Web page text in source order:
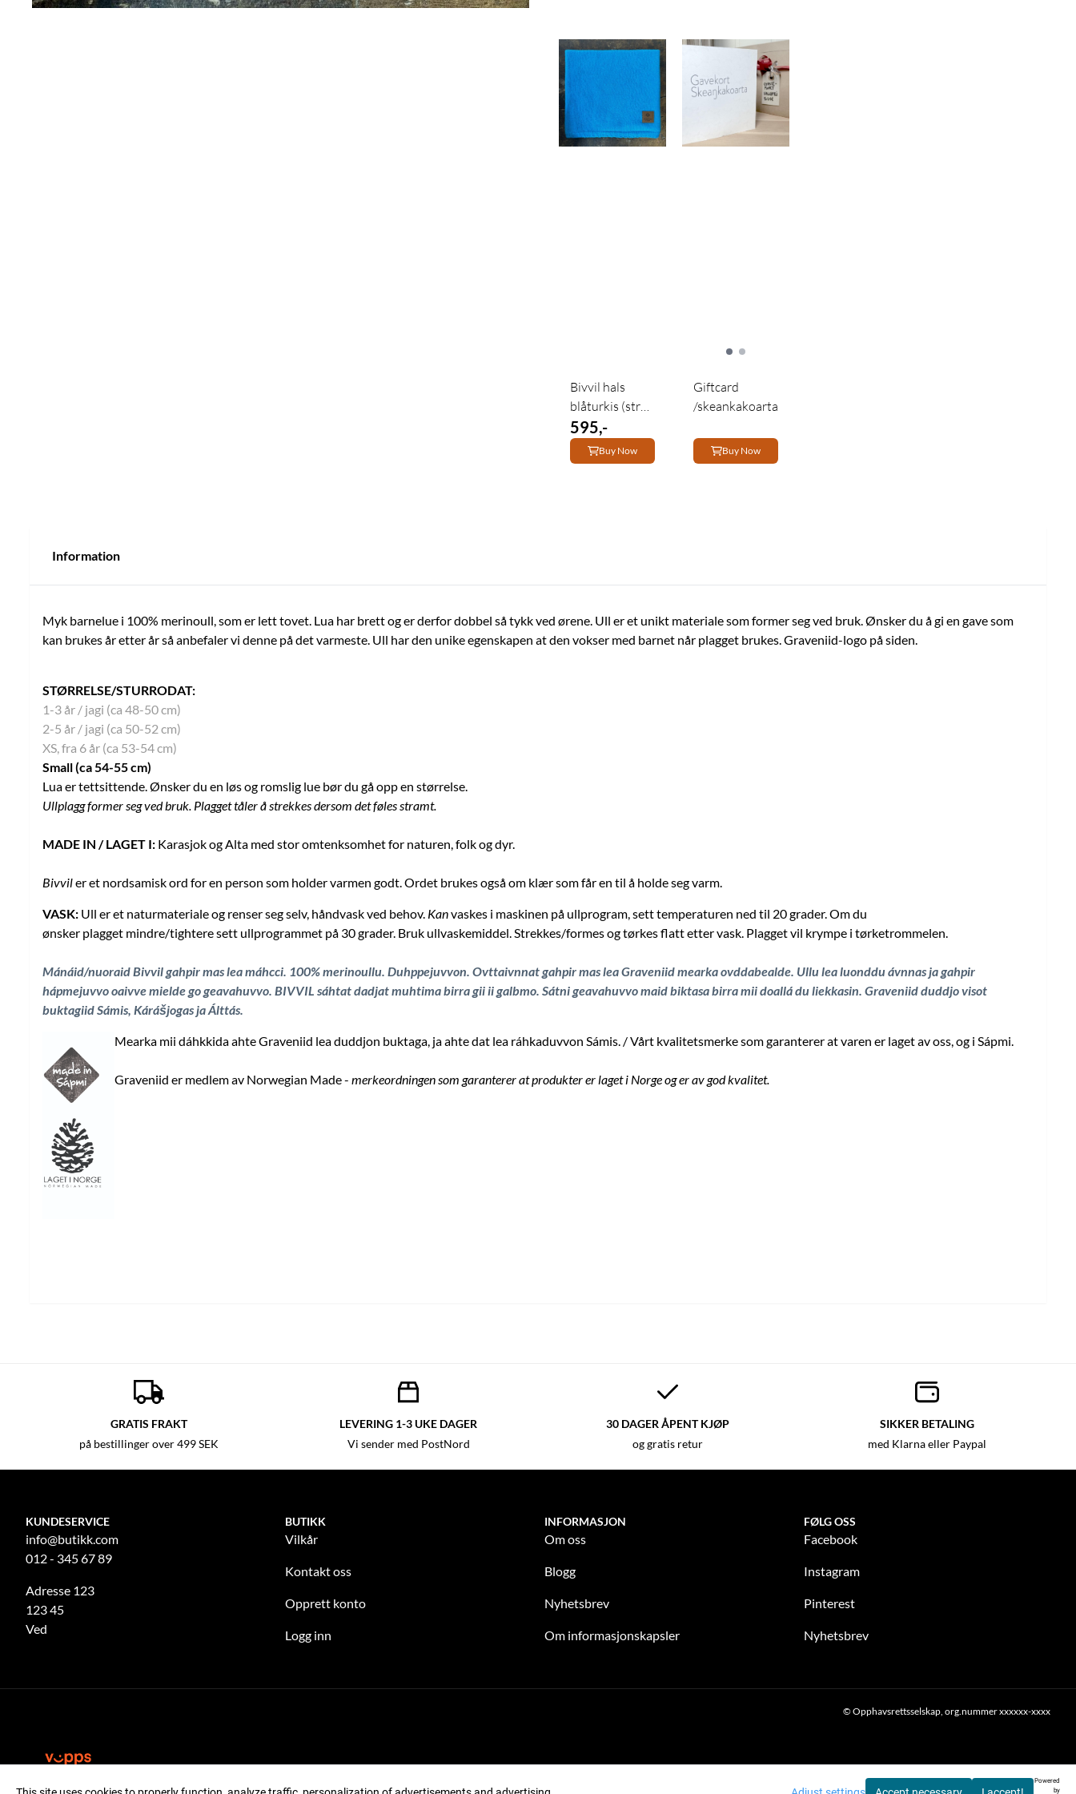
Bivvil hals
blåturkis (str
XS)
595,-
Buy Now
Giftcard
/skeankakoarta
Buy Now
Information
Myk barnelue i 100% merinoull, som er lett tovet. Lua har brett og er derfor dobbel så tykk ved ørene. Ull er et unikt materiale som former seg ved bruk. Ønsker du å gi en gave som
kan brukes år etter år så anbefaler vi denne på det varmeste. Ull har den unike egenskapen at den vokser med barnet når plagget brukes. Graveniid-logo på siden.
STØRRELSE/STURRODAT:
1-3 år / jagi (ca 48-50 cm)
2-5 år / jagi (ca 50-52 cm)
XS, fra 6 år (ca 53-54 cm)
Small (ca 54-55 cm)
Lua er tettsittende. Ønsker du en løs og romslig lue bør du gå opp en størrelse.
Ullplagg former seg ved bruk. Plagget tåler å strekkes dersom det føles stramt.
MADE IN / LAGET I: Karasjok og Alta med stor omtenksomhet for naturen, folk og dyr.
Bivviler et nordsamisk ord for en person som holder varmen godt. Ordet brukes også om klær som får en til å holde seg varm.
VASK: Ull er et naturmateriale og renser seg selv, håndvask ved behov. Kanvaskes i maskinen på ullprogram, sett temperaturen ned til 20 grader. Om du
ønsker plagget mindre/tightere sett ullprogrammet på 30 grader. Bruk ullvaskemiddel. Strekkes/formes og tørkes flatt etter vask. Plagget vil krympe i tørketrommelen.
Mánáid/nuoraid Bivvil gahpir mas lea máhcci. 100% merinoullu. Duhppejuvvon. Ovttaivnnat gahpir mas lea Graveniid mearka ovddabealde. Ullu lea luonddu ávnnas ja gahpir
hápmejuvvo oaivve mielde go geavahuvvo. BIVVIL sáhtat dadjat muhtima birra gii ii galbmo. Sátni geavahuvvo maid biktasa birra mii doallá du liekkasin. Graveniid duddjo visot
buktagiid Sámis, Kárášjogas ja Álttás.
Mearka mii dáhkkida ahte Graveniid lea duddjon buktaga, ja ahte dat lea ráhkaduvvon Sámis. / Vårt kvalitetsmerke som garanterer at varen er laget av oss, og i Sápmi.
Graveniid er medlem av Norwegian Made - merkeordningen som garanterer at produkter er laget i Norge og er av god kvalitet.
GRATIS FRAKT
på bestillinger over 499 SEK
LEVERING 1-3 UKE DAGER
Vi sender med PostNord
30 DAGER ÅPENT KJØP
og gratis retur
SIKKER BETALING
med Klarna eller Paypal
KUNDESERVICE
info@butikk.com
012 - 345 67 89
Adresse 123
123 45
Ved
BUTIKK
Vilkår
Kontakt oss
Opprett konto
Logg inn
INFORMASJON
Om oss
Blogg
Nyhetsbrev
Om informasjonskapsler
FØLG OSS
Facebook
Instagram
Pinterest
Nyhetsbrev
© Opphavsrettsselskap, org.nummer xxxxxx-xxxx
Powered
by